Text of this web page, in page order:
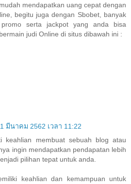
mendapatkan uang cepat dengan
begitu juga dengan Sbobet, banyak
serta jackpot yang anda bisa
judi Online di situs dibawah ini :
มีนาคม 2562 เวลา 11:22
keahlian membuat sebuah blog atau
ingin mendapatkan pendapatan lebih
pilihan tepat untuk anda.
keahlian dan kemampuan untuk